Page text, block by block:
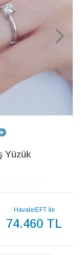
Yüzük
Havale/EFT İle
74.460 TL